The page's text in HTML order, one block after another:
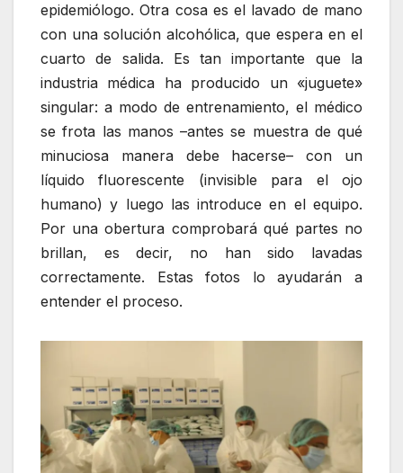
epidemiólogo. Otra cosa es el lavado de mano
con una solución alcohólica, que espera en el
cuarto de salida. Es tan importante que la
industria médica ha producido un «juguete»
singular: a modo de entrenamiento, el médico
se frota las manos –antes se muestra de qué
minuciosa manera debe hacerse– con un
líquido fluorescente (invisible para el ojo
humano) y luego las introduce en el equipo.
Por una obertura comprobará qué partes no
brillan, es decir, no han sido lavadas
correctamente. Estas fotos lo ayudarán a
entender el proceso.